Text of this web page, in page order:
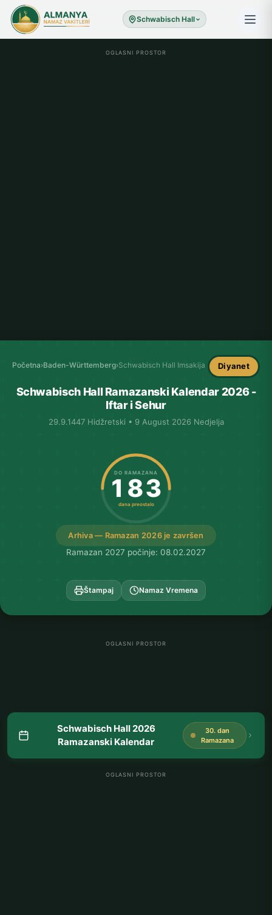
Schwabisch Hall
OGLASNI PROSTOR
Početna›Baden-Württemberg›Schwabisch Hall Imsakija Diyanet
Schwabisch Hall Ramazanski Kalendar 2026 -
Iftar i Sehur
29.9.1447 Hidžretski • 9 August 2026 Nedjelja
Arhiva — Ramazan 2026 je završen
DO RAMAZANA
183
dana preostalo
Ramazan 2027 počinje: 08.02.2027
Štampaj Namaz Vremena
OGLASNI PROSTOR
Schwabisch Hall 2026
Ramazanski Kalendar
30. dan
Ramazana
OGLASNI PROSTOR